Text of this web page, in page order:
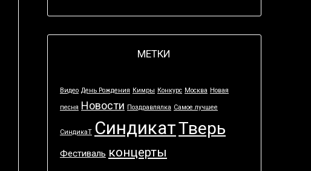
МЕТКИ
Видео День Рождения Кимры Конкурс Москва Новая
песня Новости Поздравлялка Самое лучшее
СиндикаТ СиндикатТверь
Фестиваль концерты